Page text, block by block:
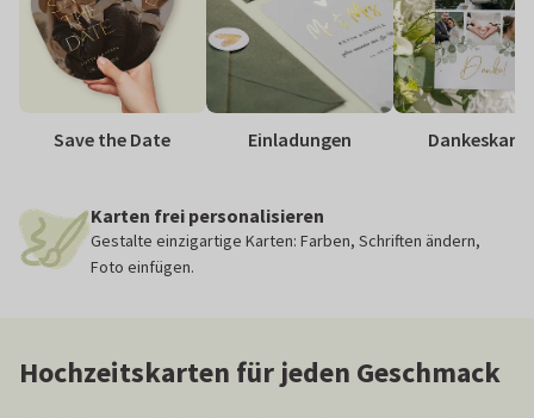
Save the Date Einladungen
Karten frei personalisieren
Gestalte einzigartige Karten: Farben, Schriften ändern,
Foto einfügen.
Hochzeitskarten für jeden Geschmack